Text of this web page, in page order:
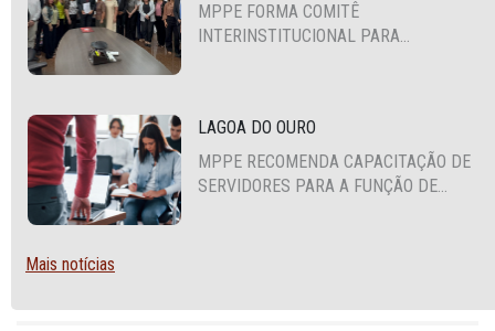
MPPE FORMA COMITÊ
INTERINSTITUCIONAL PARA
LAGOA DO OURO
MPPE RECOMENDA CAPACITAÇÃO DE
SERVIDORES PARA A FUNÇÃO DE
Mais notícias